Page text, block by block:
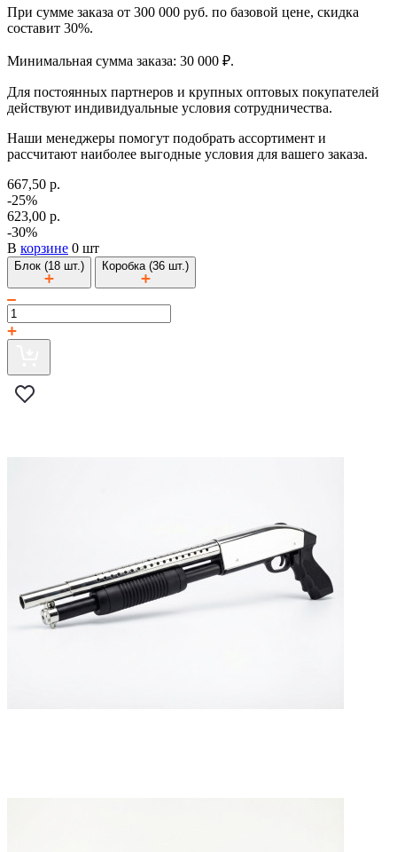
При сумме заказа от 300 000 руб. по базовой цене, скидка
составит 30%.
Минимальная сумма заказа: 30 000 ₽.
Для постоянных партнеров и крупных оптовых покупателей
действуют индивидуальные условия сотрудничества.
Наши менеджеры помогут подобрать ассортимент и
рассчитают наиболее выгодные условия для вашего заказа.
667,50 р.
-25%
623,00 р.
-30%
В корзине 0 шт
Блок (18 шт.) Коробка (36 шт.)